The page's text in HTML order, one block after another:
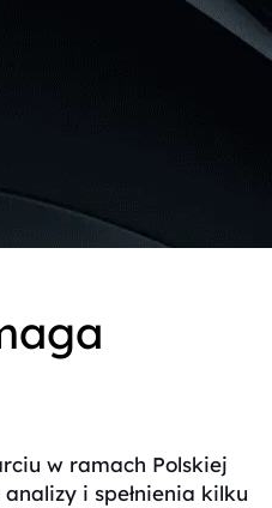
w ramach Polskiej
i spełnienia kilku